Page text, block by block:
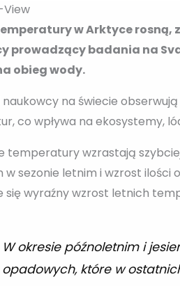
View
w Arktyce rosną,
prowadzący badania na
obieg wody.
na świecie obserwują
co wpływa na ekosystemy,
temperatury wzrastają
w sezonie letnim i wzrost
się wyraźny wzrost letnich
W okresie późnoletnim i
opadowych, które w